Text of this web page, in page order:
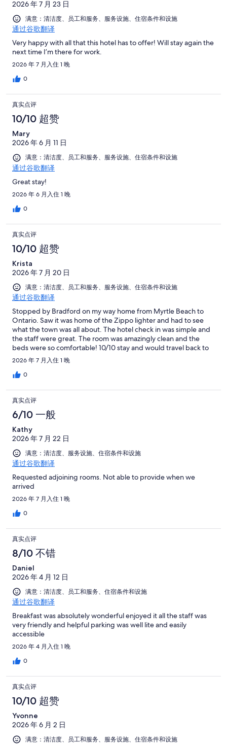
点
评
点
评
1002
条
点
有
1002
条
点
评
2026 年 7 月 23 日
满意：清洁度、员工和服务、服务设施、住宿条件和设施
通过谷歌翻译
Very happy with all that this hotel has to offer! Will stay again the
next time I’m there for work.
2026 年 7 月入住 1 晚
0
真实点评
10/10 超赞
Mary
2026 年 6 月 11 日
满意：清洁度、员工和服务、服务设施、住宿条件和设施
通过谷歌翻译
Great stay!
2026 年 6 月入住 1 晚
0
真实点评
10/10 超赞
Krista
2026 年 7 月 20 日
满意：清洁度、员工和服务、服务设施、住宿条件和设施
通过谷歌翻译
Stopped by Bradford on my way home from Myrtle Beach to
Ontario. Saw it was home of the Zippo lighter and had to see
what the town was all about. The hotel check in was simple and
the staff were great. The room was amazingly clean and the
beds were so comfortable! 10/10 stay and would travel back to
Bradford just for the hotel and the bar Rookies around the
corner!
2026 年 7 月入住 1 晚
0
真实点评
6/10 一般
Kathy
2026 年 7 月 22 日
满意：清洁度、服务设施、住宿条件和设施
通过谷歌翻译
Requested adjoining rooms. Not able to provide when we
arrived
2026 年 7 月入住 1 晚
0
真实点评
8/10 不错
Daniel
2026 年 4 月 12 日
满意：清洁度、员工和服务、住宿条件和设施
通过谷歌翻译
Breakfast was absolutely wonderful enjoyed it all the staff was
very friendly and helpful parking was well lite and easily
accessible
2026 年 4 月入住 1 晚
0
真实点评
10/10 超赞
Yvonne
2026 年 6 月 2 日
满意：清洁度、员工和服务、服务设施、住宿条件和设施